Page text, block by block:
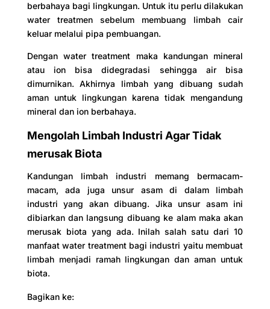
berbahaya bagi lingkungan. Untuk itu perlu dilakukan
water treatmen sebelum membuang limbah cair
keluar melalui pipa pembuangan.
Dengan water treatment maka kandungan mineral
atau ion bisa didegradasi sehingga air bisa
dimurnikan. Akhirnya limbah yang dibuang sudah
aman untuk lingkungan karena tidak mengandung
mineral dan ion berbahaya.
Mengolah Limbah Industri Agar Tidak
merusak Biota
Kandungan limbah industri memang bermacam-
macam, ada juga unsur asam di dalam limbah
industri yang akan dibuang. Jika unsur asam ini
dibiarkan dan langsung dibuang ke alam maka akan
merusak biota yang ada. Inilah salah satu dari 10
manfaat water treatment bagi industri yaitu membuat
limbah menjadi ramah lingkungan dan aman untuk
biota.
Bagikan ke: